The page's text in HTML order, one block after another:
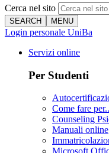
Cerca nel sito
SEARCH MENU
Login personale UniBa
Servizi online
Per Studenti
Come fare
Counseling
Manuali online